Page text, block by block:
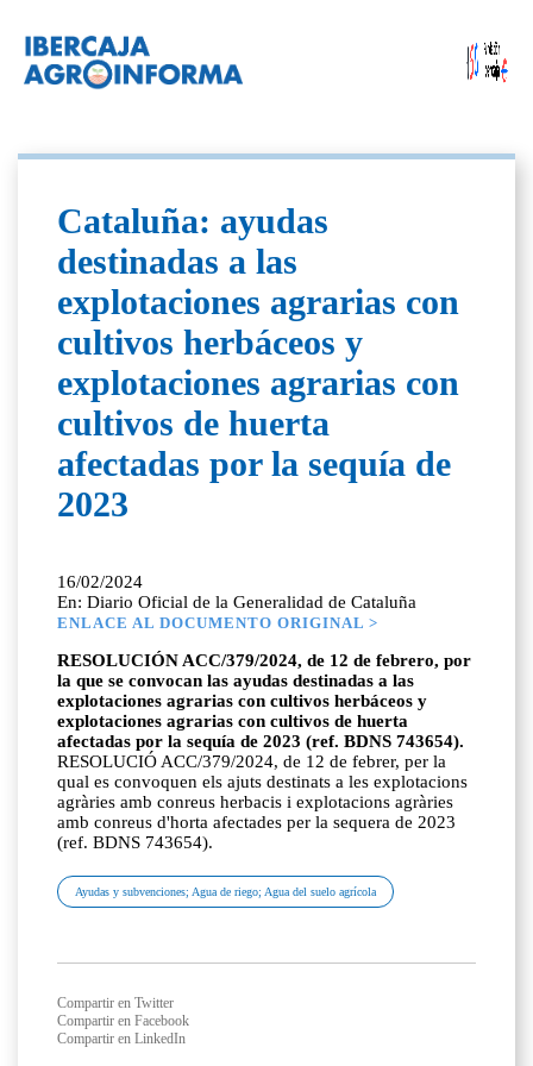
Cataluña: ayudas
destinadas a las
explotaciones agrarias con
cultivos herbáceos y
explotaciones agrarias con
cultivos de huerta
afectadas por la sequía de
2023
16/02/2024
En: Diario Oficial de la Generalidad de Cataluña
ENLACE AL DOCUMENTO ORIGINAL >
RESOLUCIÓN ACC/379/2024, de 12 de febrero, por
la que se convocan las ayudas destinadas a las
explotaciones agrarias con cultivos herbáceos y
explotaciones agrarias con cultivos de huerta
afectadas por la sequía de 2023 (ref. BDNS 743654).
RESOLUCIÓ ACC/379/2024, de 12 de febrer, per la
qual es convoquen els ajuts destinats a les explotacions
agràries amb conreus herbacis i explotacions agràries
amb conreus d'horta afectades per la sequera de 2023
(ref. BDNS 743654).
Ayudas y subvenciones; Agua de riego; Agua del suelo agrícola
Compartir en Twitter
Compartir en Facebook
Compartir en LinkedIn